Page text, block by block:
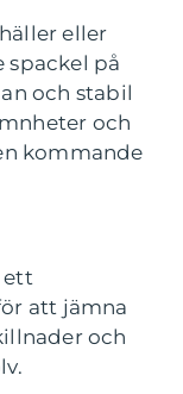
eller
spackel på
och stabil
och
kommande
ett
att jämna
och